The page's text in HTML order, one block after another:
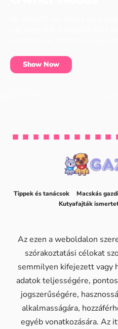
Show Now
Tippek és tanácsok Macskás
Kutyafajták
Az ezen a weboldalon
szórakoztatási célokat
semmilyen kifejezett vagy
adatok teljességére,
jogszerűségére,
alkalmasságára,
egyéb vonatkozására. Az